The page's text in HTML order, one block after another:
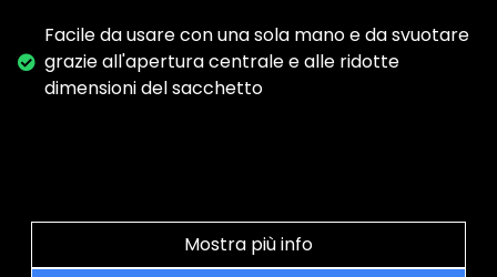
Facile da usare con una sola mano e da svuotare
grazie all'apertura centrale e alle ridotte
dimensioni del sacchetto
Mostra più info